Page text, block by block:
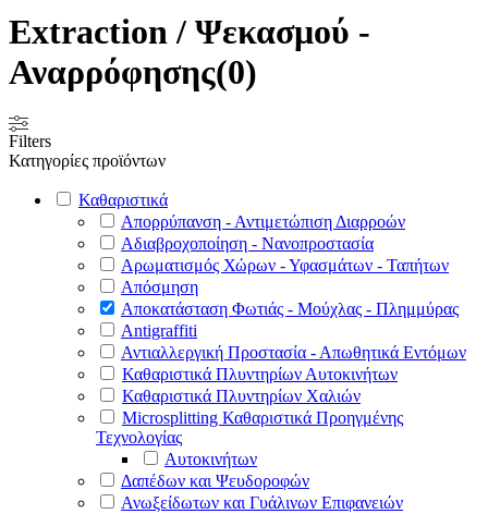
Extraction / Ψεκασμού -
Αναρρόφησης(0)
Filters
Κατηγορίες προϊόντων
Καθαριστικά
Απορρύπανση - Αντιμετώπιση Διαρροών
Αδιαβροχοποίηση - Νανοπροστασία
Αρωματισμός Χώρων - Υφασμάτων - Ταπήτων
Απόσμηση
Αποκατάσταση Φωτιάς - Μούχλας - Πλημμύρας
Antigraffiti
Αντιαλλεργική Προστασία - Απωθητικά Εντόμων
Καθαριστικά Πλυντηρίων Αυτοκινήτων
Καθαριστικά Πλυντηρίων Χαλιών
Microsplitting Καθαριστικά Προηγμένης
Τεχνολογίας
Αυτοκινήτων
Δαπέδων και Ψευδοροφών
Ανωξείδωτων και Γυάλινων Επιφανειών